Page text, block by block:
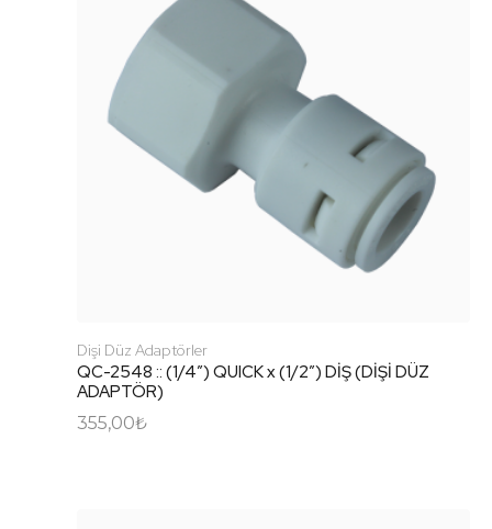
Dişi Düz Adaptörler
QC-2548 :: (1/4″) QUICK x (1/2″) DİŞ (DİŞİ DÜZ
ADAPTÖR)
355,00₺